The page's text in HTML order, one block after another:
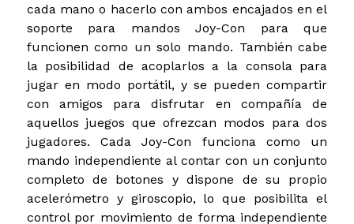
cada mano o hacerlo con ambos encajados en el
soporte para mandos Joy-Con para que
funcionen como un solo mando. También cabe
la posibilidad de acoplarlos a la consola para
jugar en modo portátil, y se pueden compartir
con amigos para disfrutar en compañía de
aquellos juegos que ofrezcan modos para dos
jugadores. Cada Joy-Con funciona como un
mando independiente al contar con un conjunto
completo de botones y dispone de su propio
acelerómetro y giroscopio, lo que posibilita el
control por movimiento de forma independiente